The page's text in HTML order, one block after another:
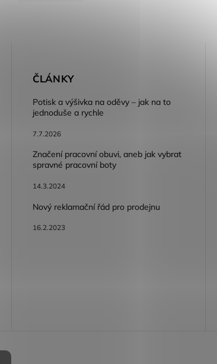
ČLÁNKY
Potisk a výšivka na oděvy – jak na to
jednoduše a rychle
7.7.2026
Značení pracovní obuvi, aneb jak vybrat
spravné pracovní boty
14.3.2024
Nový reklamační řád pro prodejnu
16.2.2023